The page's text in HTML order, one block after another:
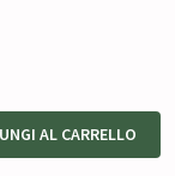
AL CARRELLO